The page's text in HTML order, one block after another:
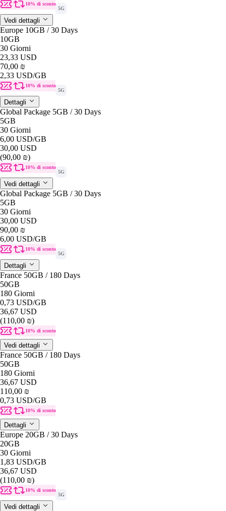
10% di sconto
5G
Vedi dettagli
Europe 10GB / 30 Days
10GB
30 Giorni
23,33 USD
70,00 ₪
2,33 USD/GB
10% di sconto
5G
Dettagli
Global Package 5GB / 30 Days
5GB
30 Giorni
6,00 USD/GB
30,00 USD
(90,00 ₪)
10% di sconto
5G
Vedi dettagli
Global Package 5GB / 30 Days
5GB
30 Giorni
30,00 USD
90,00 ₪
6,00 USD/GB
10% di sconto
5G
Dettagli
France 50GB / 180 Days
50GB
180 Giorni
0,73 USD/GB
36,67 USD
(110,00 ₪)
10% di sconto
Vedi dettagli
France 50GB / 180 Days
50GB
180 Giorni
36,67 USD
110,00 ₪
0,73 USD/GB
10% di sconto
Dettagli
Europe 20GB / 30 Days
20GB
30 Giorni
1,83 USD/GB
36,67 USD
(110,00 ₪)
10% di sconto
5G
Vedi dettagli